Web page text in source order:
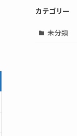
カテゴリー
未分類